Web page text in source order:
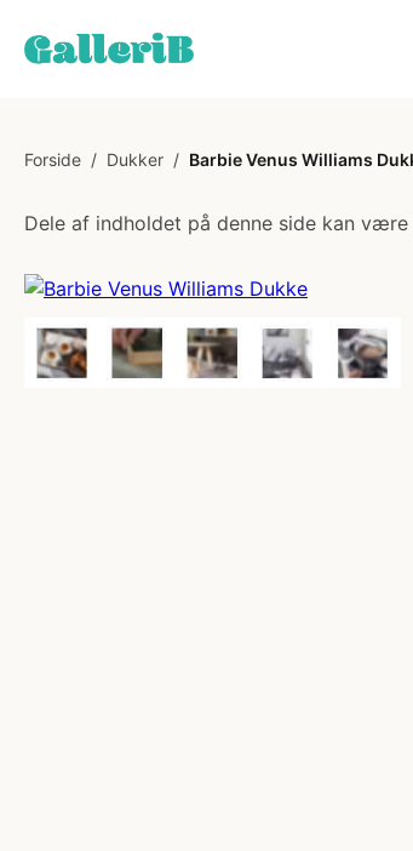
Forside / Dukker / Barbie Venus Williams
Dele af indholdet på denne side kan